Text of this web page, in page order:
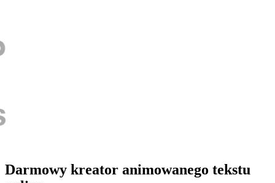
Darmowy kreator animowanego tekstu